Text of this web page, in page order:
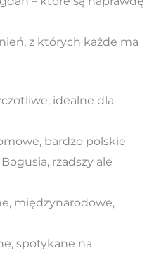
z których każde ma
idealne dla
bardzo polskie
rzadszy ale
międzynarodowe,
spotykane na